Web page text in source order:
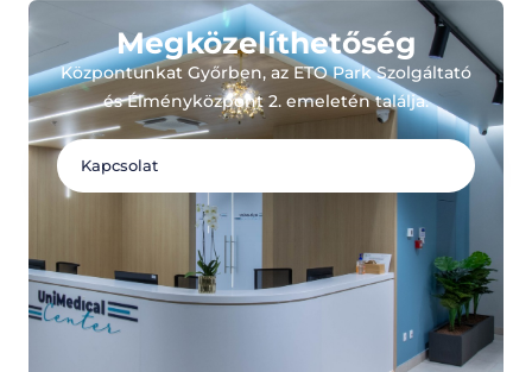
Megközelíthetőség
Központunkat Győrben, az ETO Park Szolgáltató
és Élményközpont 2. emeletén találja.
Kapcsolat